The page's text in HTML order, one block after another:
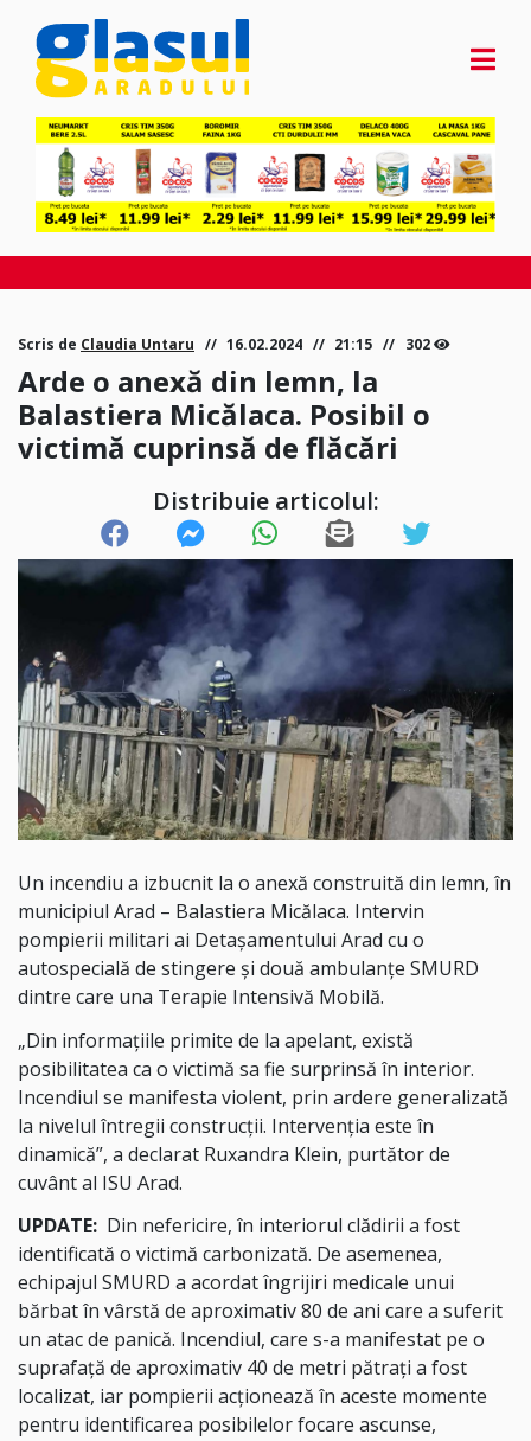
Scris de Claudia Untaru 16.02.2024 21:15 302
Arde o anexă din lemn, la
Balastiera Micălaca. Posibil o
victimă cuprinsă de flăcări
Distribuie articolul:
Un incendiu a izbucnit la o anexă construită din lemn, în
municipiul Arad – Balastiera Micălaca. Intervin
pompierii militari ai Detașamentului Arad cu o
autospecială de stingere și două ambulanțe SMURD
dintre care una Terapie Intensivă Mobilă.
„Din informațiile primite de la apelant, există
posibilitatea ca o victimă sa fie surprinsă în interior.
Incendiul se manifesta violent, prin ardere generalizată
la nivelul întregii construcții. Intervenția este în
dinamică”, a declarat Ruxandra Klein, purtător de
cuvânt al ISU Arad.
UPDATE: Din nefericire, în interiorul clădirii a fost
identificată o victimă carbonizată. De asemenea,
echipajul SMURD a acordat îngrijiri medicale unui
bărbat în vârstă de aproximativ 80 de ani care a suferit
un atac de panică. Incendiul, care s-a manifestat pe o
suprafață de aproximativ 40 de metri pătrați a fost
localizat, iar pompierii acționează în aceste momente
pentru identificarea posibilelor focare ascunse,